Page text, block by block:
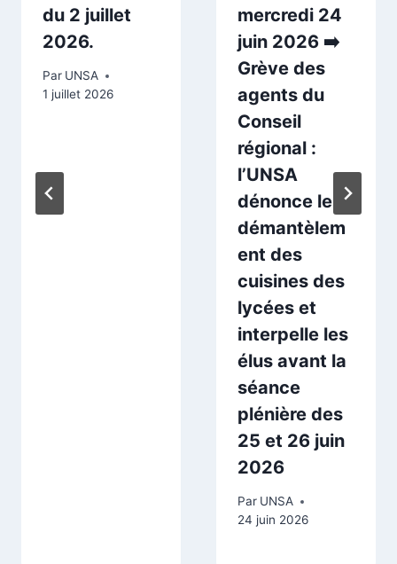
du 2 juillet
2026.
Par UNSA
1 juillet 2026
mercredi 24
juin 2026 ➡️
Grève des
agents du
Conseil
régional :
l’UNSA
dénonce le
démantèlem
ent des
cuisines des
lycées et
interpelle les
élus avant la
séance
plénière des
25 et 26 juin
2026
Par UNSA
24 juin 2026